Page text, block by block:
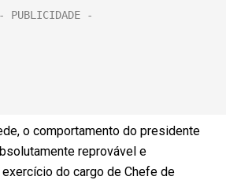
o comportamento do presidente
reprovável e
do cargo de Chefe de